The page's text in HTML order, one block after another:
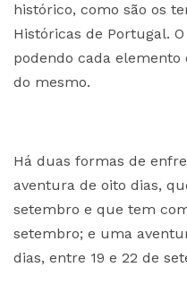
histórico, como são os
Históricas de Portugal.
podendo cada
do mesmo.
Há duas formas de
aventura de oito dias,
setembro e que tem
setembro; e uma
dias, entre 19 e 22 de